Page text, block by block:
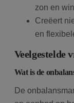
zon en
Creëert
en
Veelgestelde
Wat is de
De